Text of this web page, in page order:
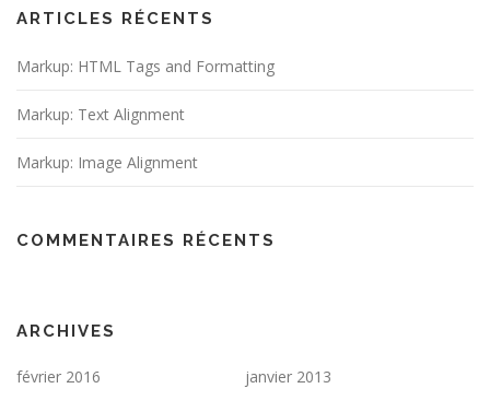
ARTICLES RÉCENTS
Markup: HTML Tags and Formatting
Markup: Text Alignment
Markup: Image Alignment
COMMENTAIRES RÉCENTS
ARCHIVES
février 2016 janvier 2013